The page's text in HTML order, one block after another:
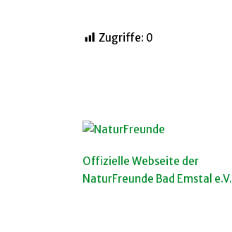
Zugriffe: 0
Offizielle Webseite der
NaturFreunde Bad Emstal e.V.